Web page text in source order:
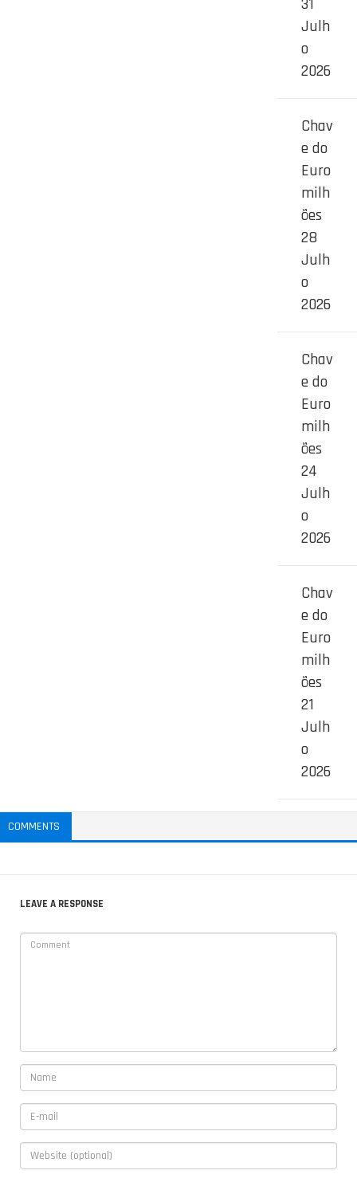
Julh
o
2026
Chav
e do
Euro
milh
ões
28
Julh
o
2026
Chav
e do
Euro
milh
ões
24
Julh
o
2026
Chav
e do
Euro
milh
ões
21
Julh
o
2026
COMMENTS
LEAVE A RESPONSE